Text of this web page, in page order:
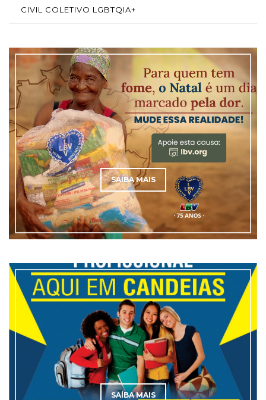
CIVIL COLETIVO LGBTQIA+
SAÍBA MAIS
SAÍBA MAIS